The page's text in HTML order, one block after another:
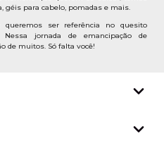
géis para cabelo, pomadas e mais.
queremos ser referência no quesito
jornada de emancipação de
de muitos. Só falta você!